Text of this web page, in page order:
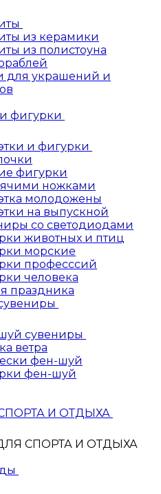
из керамики
из полистоуна
для украшений и
и фигурки
и фигурки
фигурки
ножками
молодожены
на выпускной
со светодиодами
животных и птиц
морские
професссий
человека
праздника
сувениры
ветра
фен-шуй
фен-шуй
И ОТДЫХА
СПОРТА И ОТДЫХА